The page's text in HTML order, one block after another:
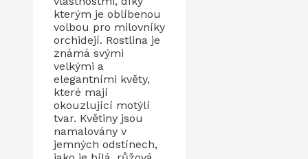
kterým je oblíbenou
volbou pro milovníky
orchidejí. Rostlina je
známá svými
velkými a
elegantními květy,
které mají
okouzlující motýlí
tvar. Květiny jsou
namalovány v
jemných odstínech,